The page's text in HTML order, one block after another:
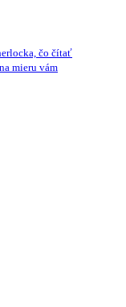
čo čítať
mieru vám